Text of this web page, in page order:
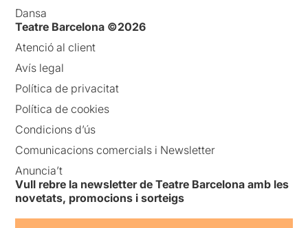
Dansa
Teatre Barcelona ©2026
Atenció al client
Avís legal
Política de privacitat
Política de cookies
Condicions d’ús
Comunicacions comercials i Newsletter
Anuncia’t
Vull rebre la newsletter de Teatre Barcelona amb les
novetats, promocions i sorteigs